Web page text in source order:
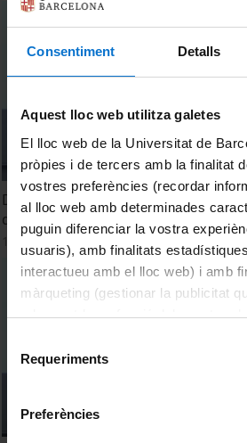
Consentiment Detalls
Aquest lloc web utilitza galetes
El lloc web de la Universitat de
pròpies i de tercers amb la finalitat
vostres preferències (recordar
al lloc web amb determinades
puguin diferenciar la vostra
usuaris), amb finalitats
interactueu amb el lloc web) i amb
màrqueting (gestionar la publicitat
adequant-la en funció dels vostres
consultar laPolítica de galetes del
Requeriments
Preferències
Detecció de bacteriòfags
de Catalunya. Clara Gómez Gómez
15 juny, 2022